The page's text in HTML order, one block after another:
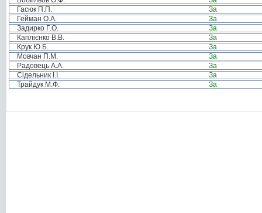
Гасюк П.П.
За
Гейман О.А.
За
Задирко Г.О.
За
Каплієнко В.В.
За
Крук Ю.Б.
За
Мовчан П.М.
За
Радовець А.А.
За
Сідельник І.І.
За
Трайдук М.Ф.
За